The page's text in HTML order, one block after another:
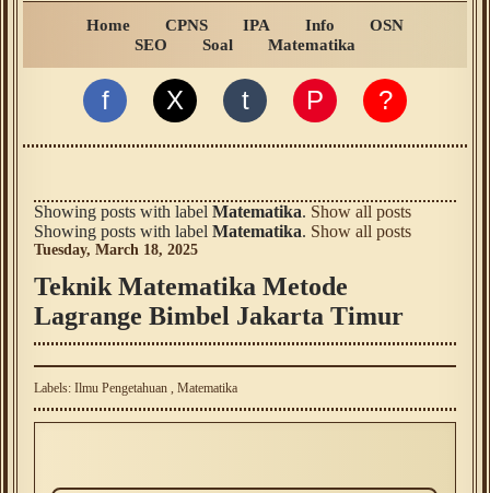
Home CPNS IPA Info
OSN
SEO
Soal Matematika
f X t P ?
Showing posts with label Matematika. Show all posts
Showing posts with label Matematika. Show all posts
Tuesday, March 18, 2025
Teknik Matematika Metode
Lagrange Bimbel Jakarta Timur
Labels: Ilmu Pengetahuan , Matematika